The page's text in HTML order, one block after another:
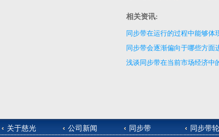
相关资讯:
同步带在运行的过程中能够体
同步带会逐渐偏向于哪些方面
浅谈同步带在当前市场经济中
关于慈光 公司新闻 同步带 同步带轮